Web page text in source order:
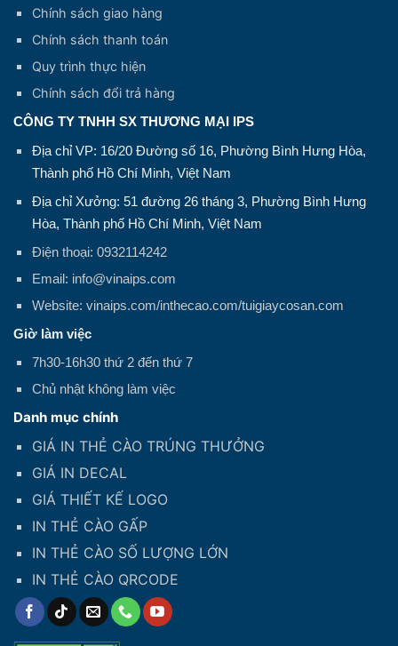
Chính sách giao hàng
Chính sách thanh toán
Quy trình thực hiện
Chính sách đổi trả hàng
CÔNG TY TNHH SX THƯƠNG MẠI IPS
Địa chỉ VP: 16/20 Đường số 16, Phường Bình Hưng Hòa,
Thành phố Hồ Chí Minh, Việt Nam
Địa chỉ Xưởng: 51 đường 26 tháng 3, Phường Bình Hưng
Hòa, Thành phố Hồ Chí Minh, Việt Nam
Điện thoại: 0932114242
Email: info@vinaips.com
Website: vinaips.com/inthecao.com/tuigiaycosan.com
Giờ làm việc
7h30-16h30 thứ 2 đến thứ 7
Chủ nhật không làm việc
Danh mục chính
GIÁ IN THẺ CÀO TRÚNG THƯỞNG
GIÁ IN DECAL
GIÁ THIẾT KẾ LOGO
IN THẺ CÀO GẤP
IN THẺ CÀO SỐ LƯỢNG LỚN
IN THẺ CÀO QRCODE